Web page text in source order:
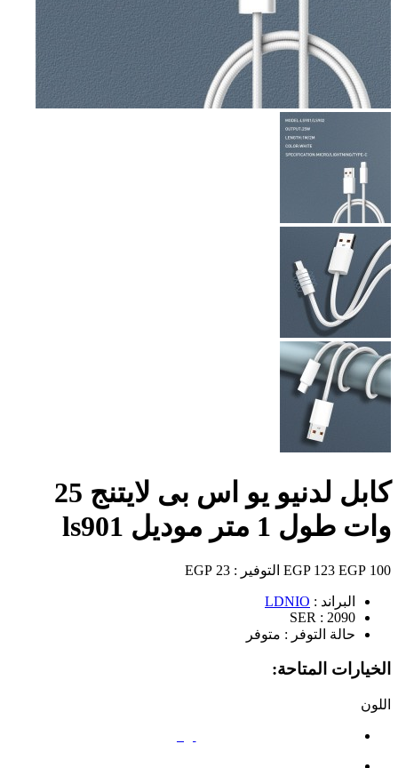
كابل لدنيو يو اس بى لايتنج 25
وات طول 1 متر موديل ls901
100 EGP
123 EGP التوفير : 23 EGP
البراند : LDNIO
SER : 2090
حالة التوفر : متوفر
الخيارات المتاحة:
اللون